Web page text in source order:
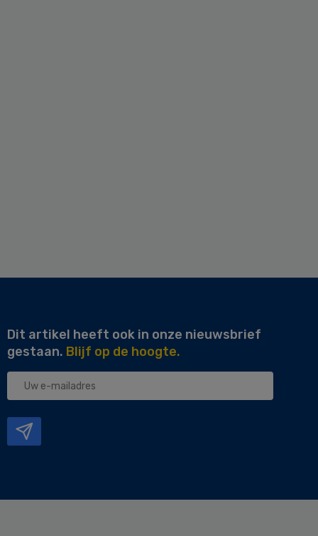
Dit artikel heeft ook in onze nieuwsbrief
gestaan. Blijf op de hoogte.
Uw